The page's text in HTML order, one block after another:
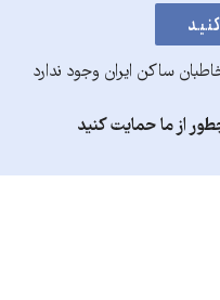
ساکن ایران وجود ندارد
از ما حمایت کنید